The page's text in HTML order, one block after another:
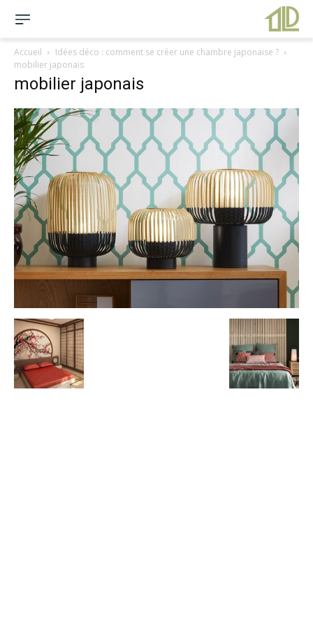
Accueil
Idées déco : comment se créer une chambre japonaise ?
mobilier japonais
mobilier japonais